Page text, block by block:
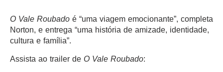
O Vale Roubado é “uma viagem emocionante”, completa
Norton, e entrega “uma história de amizade, identidade,
cultura e família”.
Assista ao trailer de O Vale Roubado: